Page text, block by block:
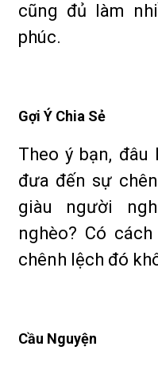
cũng đủ làm
phúc.
Gợi Ý Chia Sẻ
Theo ý bạn, đâu
đưa đến sự
giàu người
nghèo? Có
chênh lệch đó
Cầu Nguyện